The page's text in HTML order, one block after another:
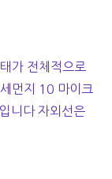
가 전체적으로
먼지 10 마이크
니다 자외선은